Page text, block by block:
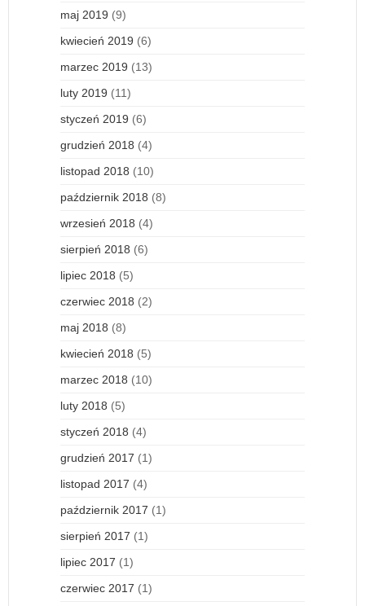
maj 2019 (9)
kwiecień 2019 (6)
marzec 2019 (13)
luty 2019 (11)
styczeń 2019 (6)
grudzień 2018 (4)
listopad 2018 (10)
październik 2018 (8)
wrzesień 2018 (4)
sierpień 2018 (6)
lipiec 2018 (5)
czerwiec 2018 (2)
maj 2018 (8)
kwiecień 2018 (5)
marzec 2018 (10)
luty 2018 (5)
styczeń 2018 (4)
grudzień 2017 (1)
listopad 2017 (4)
październik 2017 (1)
sierpień 2017 (1)
lipiec 2017 (1)
czerwiec 2017 (1)